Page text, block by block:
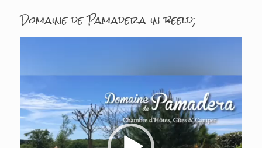
Domaine de Pamadera in beeld;
Videospeler